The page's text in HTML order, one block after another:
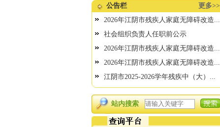
公告栏
更多>>
2026年江阴市残疾人家庭无障碍改造...
社会组织负责人任职前公示
2026年江阴市残疾人家庭无障碍改造...
2026年江阴市残疾人家庭无障碍改造...
江阴市2025-2026学年残疾中（大）...
站内搜索